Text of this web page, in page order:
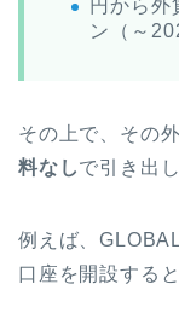
円から
ン（～
その上で、その
料なしで引き出
例えば、
口座を開設する